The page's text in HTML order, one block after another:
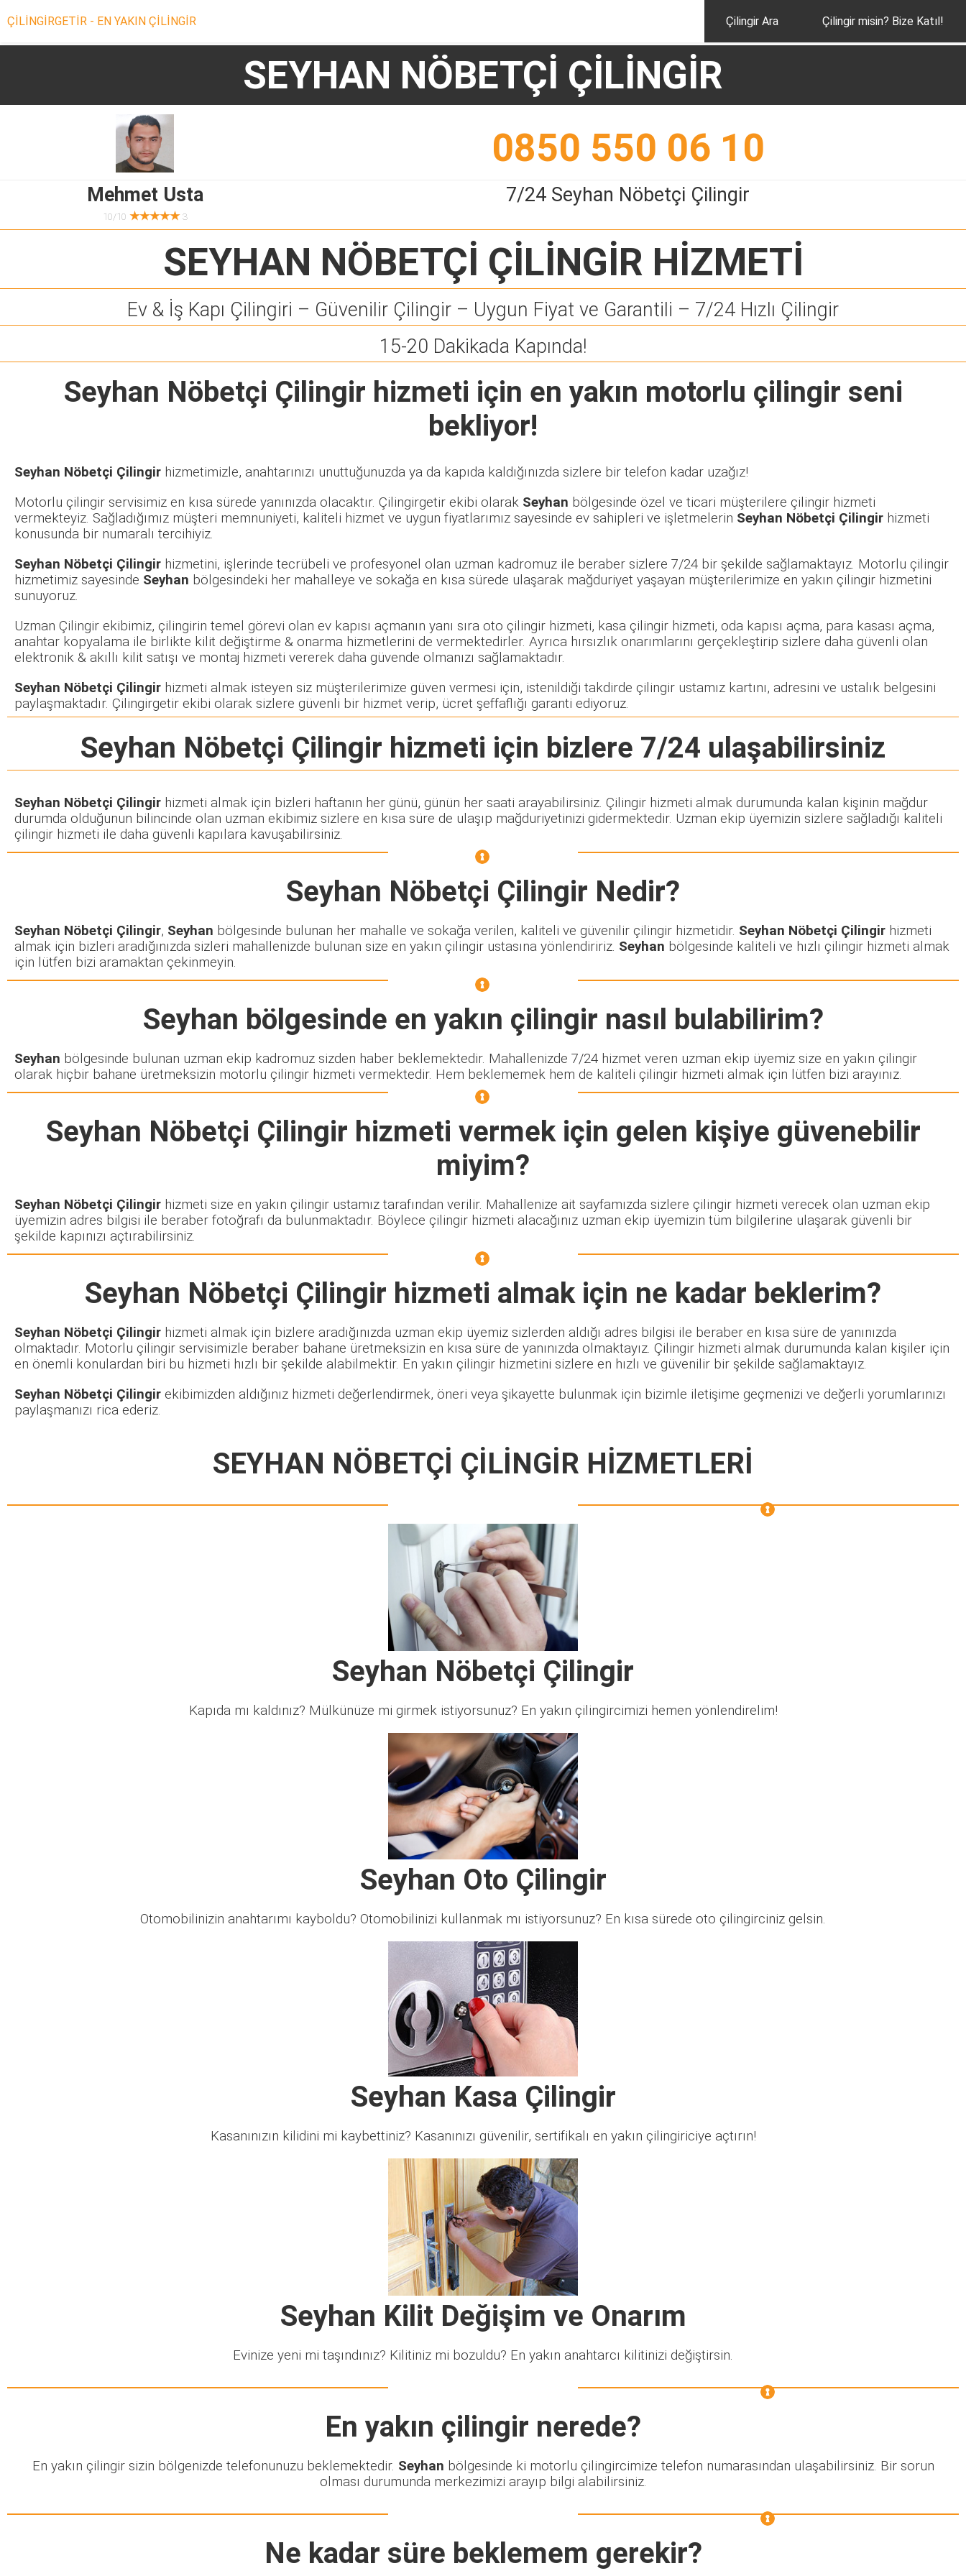
ÇİLİNGİRGETİR - EN YAKIN ÇİLİNGİR Çilingir Ara Çilingir misin? Bize Katıl!
SEYHAN NÖBETÇİ ÇİLİNGİR
0850 550 06 10
Mehmet Usta
10/10 ★★★★★ 3
7/24 Seyhan Nöbetçi Çilingir
SEYHAN NÖBETÇİ ÇİLİNGİR HİZMETİ
Ev & İş Kapı Çilingiri – Güvenilir Çilingir – Uygun Fiyat ve Garantili – 7/24 Hızlı Çilingir
15-20 Dakikada Kapında!
Seyhan Nöbetçi Çilingir hizmeti için en yakın motorlu çilingir seni
bekliyor!
Seyhan Nöbetçi Çilingir hizmetimizle, anahtarınızı unuttuğunuzda ya da kapıda kaldığınızda sizlere bir telefon kadar uzağız!
Motorlu çilingir servisimiz en kısa sürede yanınızda olacaktır. Çilingirgetir ekibi olarak Seyhan bölgesinde özel ve ticari müşterilere çilingir hizmeti
vermekteyiz. Sağladığımız müşteri memnuniyeti, kaliteli hizmet ve uygun fiyatlarımız sayesinde ev sahipleri ve işletmelerin Seyhan Nöbetçi Çilingir hizmeti
konusunda bir numaralı tercihiyiz.
Seyhan Nöbetçi Çilingir hizmetini, işlerinde tecrübeli ve profesyonel olan uzman kadromuz ile beraber sizlere 7/24 bir şekilde sağlamaktayız. Motorlu çilingir
hizmetimiz sayesinde Seyhan bölgesindeki her mahalleye ve sokağa en kısa sürede ulaşarak mağduriyet yaşayan müşterilerimize en yakın çilingir hizmetini
sunuyoruz.
Uzman Çilingir ekibimiz, çilingirin temel görevi olan ev kapısı açmanın yanı sıra oto çilingir hizmeti, kasa çilingir hizmeti, oda kapısı açma, para kasası açma,
anahtar kopyalama ile birlikte kilit değiştirme & onarma hizmetlerini de vermektedirler. Ayrıca hırsızlık onarımlarını gerçekleştirip sizlere daha güvenli olan
elektronik & akıllı kilit satışı ve montaj hizmeti vererek daha güvende olmanızı sağlamaktadır.
Seyhan Nöbetçi Çilingir hizmeti almak isteyen siz müşterilerimize güven vermesi için, istenildiği takdirde çilingir ustamız kartını, adresini ve ustalık belgesini
paylaşmaktadır. Çilingirgetir ekibi olarak sizlere güvenli bir hizmet verip, ücret şeffaflığı garanti ediyoruz.
Seyhan Nöbetçi Çilingir hizmeti için bizlere 7/24 ulaşabilirsiniz
Seyhan Nöbetçi Çilingir hizmeti almak için bizleri haftanın her günü, günün her saati arayabilirsiniz. Çilingir hizmeti almak durumunda kalan kişinin mağdur
durumda olduğunun bilincinde olan uzman ekibimiz sizlere en kısa süre de ulaşıp mağduriyetinizi gidermektedir. Uzman ekip üyemizin sizlere sağladığı kaliteli
çilingir hizmeti ile daha güvenli kapılara kavuşabilirsiniz.
Seyhan Nöbetçi Çilingir Nedir?
Seyhan Nöbetçi Çilingir, Seyhan bölgesinde bulunan her mahalle ve sokağa verilen, kaliteli ve güvenilir çilingir hizmetidir. Seyhan Nöbetçi Çilingir hizmeti
almak için bizleri aradığınızda sizleri mahallenizde bulunan size en yakın çilingir ustasına yönlendiririz. Seyhan bölgesinde kaliteli ve hızlı çilingir hizmeti almak
için lütfen bizi aramaktan çekinmeyin.
Seyhan bölgesinde en yakın çilingir nasıl bulabilirim?
Seyhan bölgesinde bulunan uzman ekip kadromuz sizden haber beklemektedir. Mahallenizde 7/24 hizmet veren uzman ekip üyemiz size en yakın çilingir
olarak hiçbir bahane üretmeksizin motorlu çilingir hizmeti vermektedir. Hem beklememek hem de kaliteli çilingir hizmeti almak için lütfen bizi arayınız.
Seyhan Nöbetçi Çilingir hizmeti vermek için gelen kişiye güvenebilir
miyim?
Seyhan Nöbetçi Çilingir hizmeti size en yakın çilingir ustamız tarafından verilir. Mahallenize ait sayfamızda sizlere çilingir hizmeti verecek olan uzman ekip
üyemizin adres bilgisi ile beraber fotoğrafı da bulunmaktadır. Böylece çilingir hizmeti alacağınız uzman ekip üyemizin tüm bilgilerine ulaşarak güvenli bir
şekilde kapınızı açtırabilirsiniz.
Seyhan Nöbetçi Çilingir hizmeti almak için ne kadar beklerim?
Seyhan Nöbetçi Çilingir hizmeti almak için bizlere aradığınızda uzman ekip üyemiz sizlerden aldığı adres bilgisi ile beraber en kısa süre de yanınızda
olmaktadır. Motorlu çilingir servisimizle beraber bahane üretmeksizin en kısa süre de yanınızda olmaktayız. Çilingir hizmeti almak durumunda kalan kişiler için
en önemli konulardan biri bu hizmeti hızlı bir şekilde alabilmektir. En yakın çilingir hizmetini sizlere en hızlı ve güvenilir bir şekilde sağlamaktayız.
Seyhan Nöbetçi Çilingir ekibimizden aldığınız hizmeti değerlendirmek, öneri veya şikayette bulunmak için bizimle iletişime geçmenizi ve değerli yorumlarınızı
paylaşmanızı rica ederiz.
SEYHAN NÖBETÇİ ÇİLİNGİR HİZMETLERİ
Seyhan Nöbetçi Çilingir
Kapıda mı kaldınız? Mülkünüze mi girmek istiyorsunuz? En yakın çilingircimizi hemen yönlendirelim!
Seyhan Oto Çilingir
Otomobilinizin anahtarımı kayboldu? Otomobilinizi kullanmak mı istiyorsunuz? En kısa sürede oto çilingirciniz gelsin.
Seyhan Kasa Çilingir
Kasanınızın kilidini mi kaybettiniz? Kasanınızı güvenilir, sertifikalı en yakın çilingiriciye açtırın!
Seyhan Kilit Değişim ve Onarım
Evinize yeni mi taşındınız? Kilitiniz mi bozuldu? En yakın anahtarcı kilitinizi değiştirsin.
En yakın çilingir nerede?
En yakın çilingir sizin bölgenizde telefonunuzu beklemektedir. Seyhan bölgesinde ki motorlu çilingircimize telefon numarasından ulaşabilirsiniz. Bir sorun
olması durumunda merkezimizi arayıp bilgi alabilirsiniz.
Ne kadar süre beklemem gerekir?